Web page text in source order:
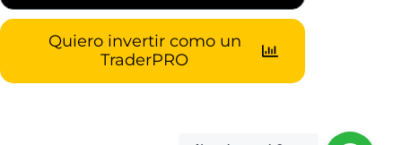
Quiero invertir como un
TraderPRO